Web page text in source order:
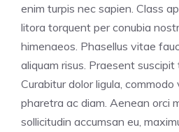
enim turpis nec sapien. Class
litora torquent per conubia
himenaeos. Phasellus vitae
aliquam risus. Praesent suscipit
Curabitur dolor ligula, commodo
pharetra ac diam. Aenean orci
sollicitudin accumsan eu,